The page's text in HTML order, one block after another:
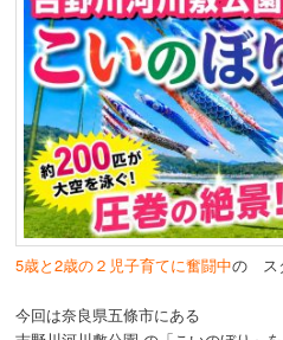
ツ
へ
移
動
へ
移
動
5歳と2歳の２児子育てに奮闘中の ス
今回は奈良県五條市にある